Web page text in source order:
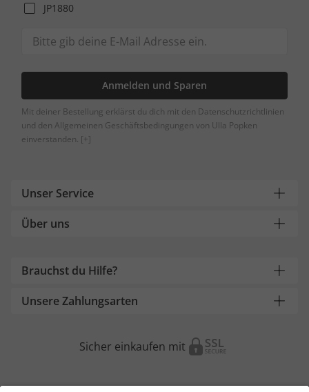
JP1880
Anmelden und Sparen
Mit deiner Bestellung erklärst du dich mit den Datenschutzrichtlinien
und den Allgemeinen Geschäftsbedingungen von Ulla Popken
einverstanden. [+]
Unser Service
Über uns
Brauchst du Hilfe?
Unsere Zahlungsarten
Sicher einkaufen mit